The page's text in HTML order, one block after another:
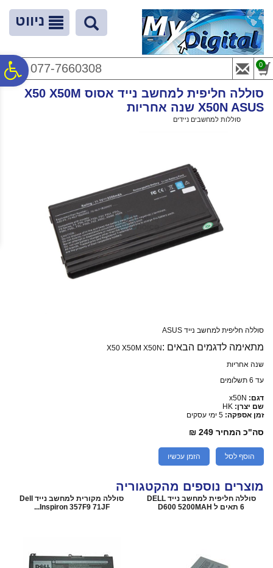
נגישות
המרכזי
ניווט
077-7660308 0
סוללה חליפית למחשב נייד אסוס X50 X50M
X50N ASUS שנה אחריות
סוללות למחשבים ניידים
סוללה חליפית למחשב נייד ASUS
מתאימה לדגמים הבאים : X50 X50M X50N
שנה אחריות
עד 6 תשלומים
דגם: x50N
שם יצרן: HK
זמן אספקה: 5 ימי עסקים
סה"כ המחיר 249 ₪
הוסף לסל הזמן עכשיו
מוצרים נוספים מהקטגוריה
סוללה חליפית למחשב נייד DELL
6 תאים ל D600 5200MAH
סוללה מקורית למחשב נייד Dell
Inspiron 357F9 71JF...